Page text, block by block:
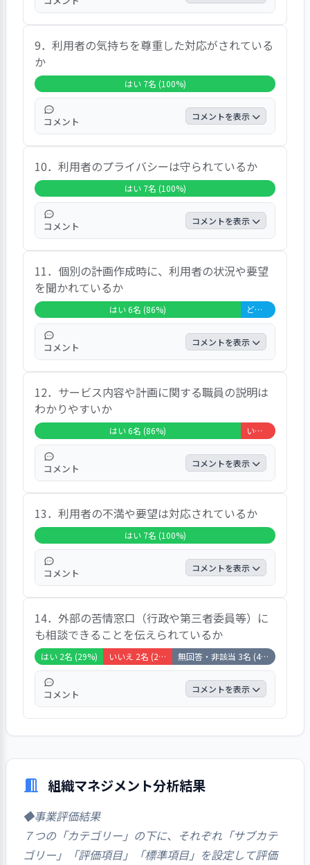
がありました。
コメントとしては、「信頼できます」「仲裁
に入っているので大丈夫です」「メンバー同
士で世間話をしている。ケンカなどはありま
せん。あった場合は職員さんが中に入ってく
れる」との声がありました。
9．利用者の気持ちを尊重した対応がされている
か
はい 7名 (100%)
コメント コメントを表示
コメントとしては、「一日の振り返りや、睡
眠の時間、相談事など聞いてくれる」「帰っ
たら、今日の出来事を話している」「連携プ
レーで助け合いながら生活している」との声
がありました。
10．利用者のプライバシーは守られているか
はい 7名 (100%)
コメント コメントを表示
コメントとしては、「秘密厳守でやってい
る。相談する時は、ドアを閉めてくれる」
「大丈夫です。聞いた事もないです」「漏ら
す事はないです。聞いた事もないです」との
声がありました。
11．個別の計画作成時に、利用者の状況や要望
を聞かれているか
はい 6名 (86%) どちらともいえない 1名 (14%)
コメント コメントを表示
コメントとしては、「まあまあ」「職員さん
と二人で話してつくった」「要望を伝えた
り、話し合ってつくっている」「話しあって
長期と短期の目標を決めてやっている」との
声がありました。
12．サービス内容や計画に関する職員の説明は
わかりやすいか
はい 6名 (86%) いいえ 1名 (14%)
コメント コメントを表示
コメントとしては、「わかりやすく説明して
くれた。丁寧に対応してくれている」「話を
聞いてくれて、わかりやすく教えてくれまし
た」「職員さんと話したことは理解していま
す」との声がありました。
13．利用者の不満や要望は対応されているか
はい 7名 (100%)
コメント コメントを表示
コメントとしては、「ちゃんと聞いてくれま
す」「最近要望はしていないけど、ちゃんと
対応してくれている」「お願いしたことは無
いが、やってくれると思う」「優しくしてく
れている」との声がありました。
14．外部の苦情窓口（行政や第三者委員等）に
も相談できることを伝えられているか
はい 2名 (29%) いいえ 2名 (29%) 無回答・非該当 3名 (43%)
コメント コメントを表示
コメントとしては、「教えてくれています
が、今の職員さんで十分対応してくれていま
す」「どうだったか、契約書にあったかも覚
組織マネジメント分析結果
◆事業評価結果
７つの「カテゴリー」の下に、それぞれ「サブカテ
ゴリー」「評価項目」「標準項目」を設定して評価